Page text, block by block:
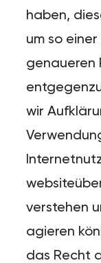
haben,
um so
genaueren
wir
verstehen
agieren
das Recht